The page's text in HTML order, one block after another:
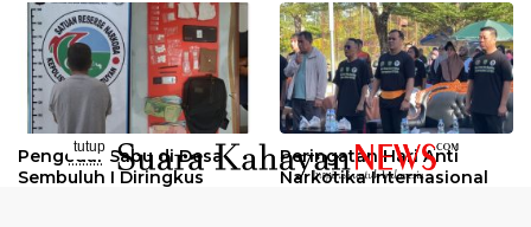
Pengedar Sabu di Desa
Sembuluh I Diringkus
Peringatan Hari Anti
Narkotika Internasional
tutup
..........